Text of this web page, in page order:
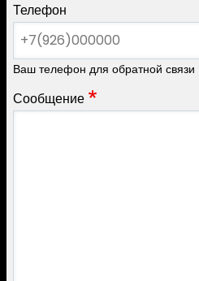
Телефон
Ваш телефон для обратной связи
Сообщение